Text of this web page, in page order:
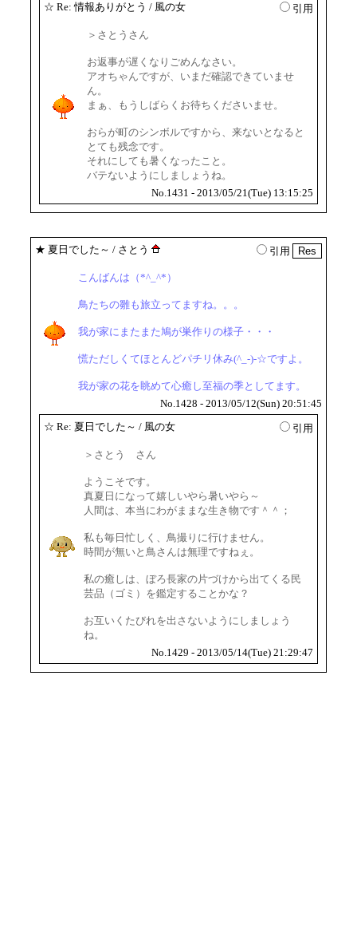
☆ Re: 情報ありがとう / 風の女 引用
＞さとうさん
お返事が遅くなりごめんなさい。
アオちゃんですが、いまだ確認できていませ
ん。
まぁ、もうしばらくお待ちくださいませ。
おらが町のシンボルですから、来ないとなると
とても残念です。
それにしても暑くなったこと。
バテないようにしましょうね。
No.1431 - 2013/05/21(Tue) 13:15:25
★ 夏日でした～ / さとう 引用
こんばんは（*^_^*）
鳥たちの雛も旅立ってますね。。。
我が家にまたまた鳩が巣作りの様子・・・
慌ただしくてほとんどパチリ休み(^_-)-☆ですよ。
我が家の花を眺めて心癒し至福の季としてます。
No.1428 - 2013/05/12(Sun) 20:51:45
☆ Re: 夏日でした～ / 風の女 引用
＞さとう さん
ようこそです。
真夏日になって嬉しいやら暑いやら～
人間は、本当にわがままな生き物です＾＾；
私も毎日忙しく、鳥撮りに行けません。
時間が無いと鳥さんは無理ですねぇ。
私の癒しは、ぼろ長家の片づけから出てくる民
芸品（ゴミ）を鑑定することかな？
お互いくたびれを出さないようにしましょう
ね。
No.1429 - 2013/05/14(Tue) 21:29:47